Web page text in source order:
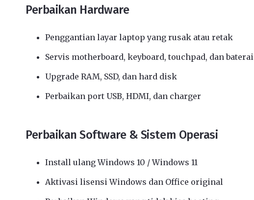
Perbaikan Hardware
Penggantian layar laptop yang rusak atau retak
Servis motherboard, keyboard, touchpad, dan baterai
Upgrade RAM, SSD, dan hard disk
Perbaikan port USB, HDMI, dan charger
Perbaikan Software & Sistem Operasi
Install ulang Windows 10 / Windows 11
Aktivasi lisensi Windows dan Office original